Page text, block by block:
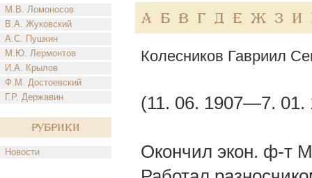
М.В. Ломоносов
В.А. Жуковский
А.С. Пушкин
М.Ю. Лермонтов
И.А. Крылов
Ф.М. Достоевский
Г.Р. Державин
Рубрики
Новости
А Б В Г Д Е Ж З И
Колесников Гавриил
(11. 06. 1907—7. 01.
Окончил экон. ф-т